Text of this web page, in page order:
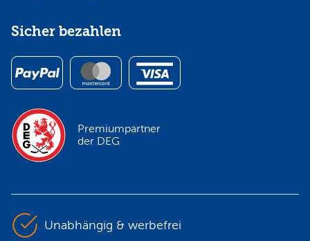
Sicher bezahlen
Premiumpartner
der DEG
Unabhängig & werbefrei